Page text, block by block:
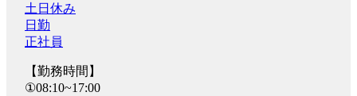
土日休み
日勤
正社員
【勤務時間】
①08:10~17:00